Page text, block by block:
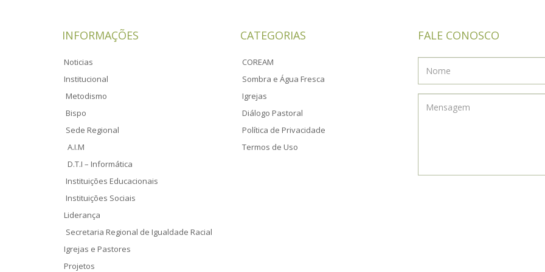
INFORMAÇÕES
Noticias
Institucional
Metodismo
Bispo
Sede Regional
A.I.M
D.T.I – Informática
Instituições Educacionais
Instituições Sociais
Liderança
Secretaria Regional de Igualdade Racial
Igrejas e Pastores
Projetos
CATEGORIAS
COREAM
Sombra e Água Fresca
Igrejas
Diálogo Pastoral
Política de Privacidade
Termos de Uso
FALE CONOSCO